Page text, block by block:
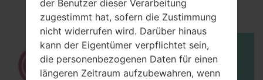
using LG Flash Tool 2014?
der Benutzer dieser Verarbeitung
zugestimmt hat, sofern die Zustimmung
nicht widerrufen wird. Darüber hinaus
kann der Eigentümer verpflichtet sein,
die personenbezogenen Daten für einen
längeren Zeitraum aufzubewahren, wenn